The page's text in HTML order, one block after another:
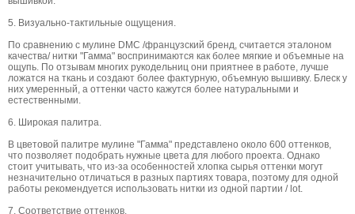
5. Визуально-тактильные ощущения.
По сравнению с мулине DMC /французский бренд, считается эталоном
качества/ нитки "Гамма" воспринимаются как более мягкие и объемные на
ощупь. По отзывам многих рукодельниц они приятнее в работе, лучше
ложатся на ткань и создают более фактурную, объемную вышивку. Блеск у
них умеренный, а оттенки часто кажутся более натуральными и
естественными.
6. Широкая палитра.
В цветовой палитре мулине "Гамма" представлено около 600 оттенков,
что позволяет подобрать нужные цвета для любого проекта. Однако
стоит учитывать, что из-за особенностей хлопка сырья оттенки могут
незначительно отличаться в разных партиях товара, поэтому для одной
работы рекомендуется использовать нитки из одной партии / lot.
7. Соответствие оттенков.